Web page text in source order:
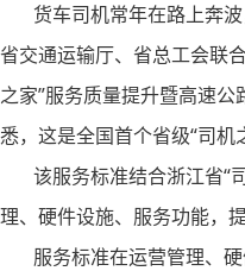
货车司机常年在路上奔波
省交通运输厅、省总工会联
之家”服务质量提升暨高速
悉，这是全国首个省级“司机
该服务标准结合浙江省“司
理、硬件设施、服务功能，
服务标准在运营管理、硬